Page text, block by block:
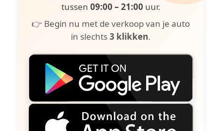
tussen 09:00 – 21:00 uur.
👉 Begin nu met de verkoop van je auto
in slechts3 klikken.